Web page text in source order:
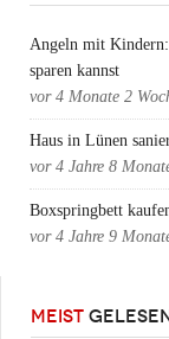
Angeln mit
sparen kannst
vor 4 Monate 2
Haus in Lünen
vor 4 Jahre 8
Boxspringbett
vor 4 Jahre 9
MEIST